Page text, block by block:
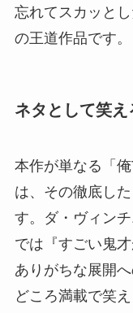
忘れてスカッと
の王道作品です。
ネタとして笑
本作が単なる「
は、その徹底し
す。ダ・ヴィン
では『すごい鬼
ありがちな展開
どころ満載で笑